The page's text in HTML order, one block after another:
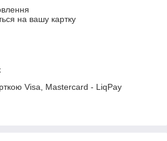
на вашу картку
Visa, Mastercard - LiqPay